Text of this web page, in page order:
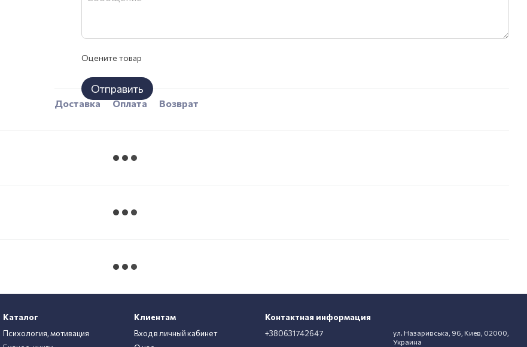
Оцените товар
Отправить
Доставка Оплата Возврат
Каталог
Психология, мотивация
Клиентам
Вход в личный кабинет
Контактная информация
+380631742647
ул. Назаривська, 96, Киев, 02000,
Украина